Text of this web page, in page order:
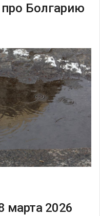
Болгарию
марта 2026